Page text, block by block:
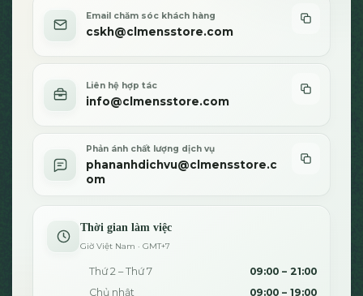
Email chăm sóc khách hàng
cskh@clmensstore.com
Liên hệ hợp tác
info@clmensstore.com
Phản ánh chất lượng dịch vụ
phananhdichvu@clmensstore.c
om
Thời gian làm việc
Giờ Việt Nam · GMT+7
Thứ 2 – Thứ 7
09:00 – 21:00
Chủ nhật
09:00 – 19:00